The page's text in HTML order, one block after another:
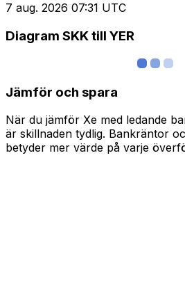
7 aug. 2026 07:31 UTC
Diagram SKK till YER
Jämför och spara
När du jämför Xe med ledande
är skillnaden tydlig. Bankräntor
betyder mer värde på varje